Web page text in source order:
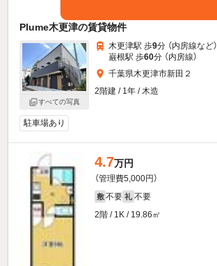
Plume木更津の賃貸物件
すべての写真
木更津駅 歩9分 （内房線など）
巌根駅 歩60分 （内房線）
千葉県木更津市新田２
2階建 / 1年 / 木造
駐車場あり
4.7万円
（管理費5,000円）
敷 不要 礼 不要
2階 / 1K / 19.86㎡